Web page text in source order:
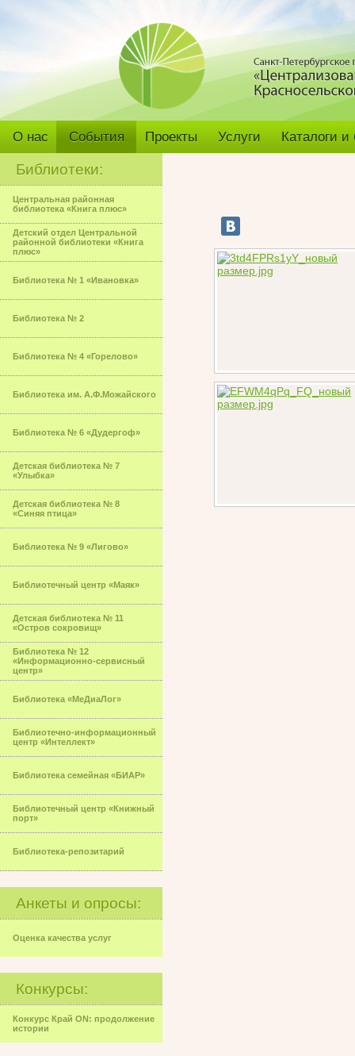
О нас События Проекты Услуги Каталоги
Библиотеки:
Центральная районная
библиотека «Книга плюс»
Детский отдел Центральной
районной библиотеки «Книга
плюс»
Библиотека № 1 «Ивановка»
Библиотека № 2
Библиотека № 4 «Горелово»
Библиотека им. А.Ф.Можайского
Библиотека № 6 «Дудергоф»
Детская библиотека № 7
«Улыбка»
Детская библиотека № 8
«Синяя птица»
Библиотека № 9 «Лигово»
Библиотечный центр «Маяк»
Детская библиотека № 11
«Остров сокровищ»
Библиотека № 12
«Информационно-сервисный
центр»
Библиотека «МеДиаЛог»
Библиотечно-информационный
центр «Интеллект»
Библиотека семейная «БИАР»
Библиотечный центр «Книжный
порт»
Библиотека-репозитарий
Анкеты и опросы:
Оценка качества услуг
Конкурсы:
Конкурс Край ON: продолжение
истории